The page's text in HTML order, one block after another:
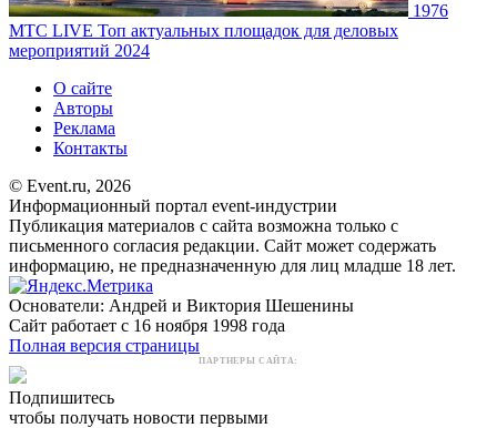
1976
MTC LIVE Топ актуальных площадок для деловых
мероприятий 2024
О сайте
Авторы
Реклама
Контакты
© Event.ru, 2026
Информационный портал event-индустрии
Публикация материалов с сайта возможна только с
письменного согласия редакции. Сайт может содержать
информацию, не предназначенную для лиц младше 18 лет.
Основатели: Андрей и Виктория Шешенины
Сайт работает с 16 ноября 1998 года
Полная версия страницы
ПАРТНЕРЫ САЙТА:
Подпишитесь
чтобы получать новости первыми